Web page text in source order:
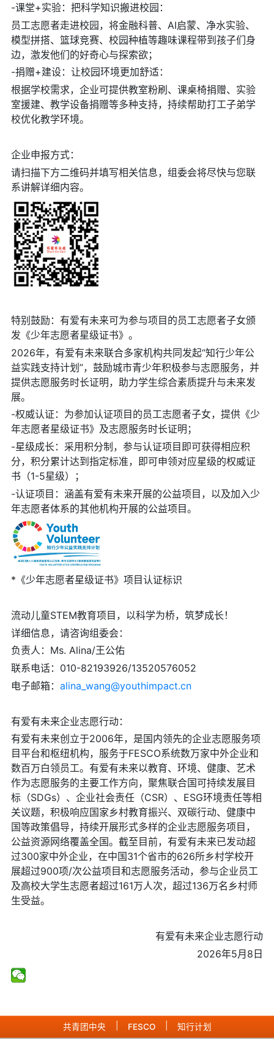
-课堂+实验：把科学知识搬进校园：
员工志愿者走进校园，将金融科普、AI启蒙、净水实验、
模型拼搭、篮球竞赛、校园种植等趣味课程带到孩子们身
边，激发他们的好奇心与探索欲；
-捐赠+建设：让校园环境更加舒适：
根据学校需求，企业可提供教室粉刷、课桌椅捐赠、实验
室援建、教学设备捐赠等多种支持，持续帮助打工子弟学
校优化教学环境。
企业申报方式：
请扫描下方二维码并填写相关信息，组委会将尽快与您联
系讲解详细内容。
特别鼓励：有爱有未来可为参与项目的员工志愿者子女颁
发《少年志愿者星级证书》。
2026年，有爱有未来联合多家机构共同发起“知行少年公
益实践支持计划”，鼓励城市青少年积极参与志愿服务，并
提供志愿服务时长证明，助力学生综合素质提升与未来发
展。
-权威认证：为参加认证项目的员工志愿者子女，提供《少
年志愿者星级证书》及志愿服务时长证明；
-星级成长：采用积分制，参与认证项目即可获得相应积
分，积分累计达到指定标准，即可申领对应星级的权威证
书（1-5星级）；
-认证项目：涵盖有爱有未来开展的公益项目，以及加入少
年志愿者体系的其他机构开展的公益项目。
*《少年志愿者星级证书》项目认证标识
流动儿童STEM教育项目，以科学为桥，筑梦成长！
详细信息，请咨询组委会：
负责人：Ms. Alina/王公佑
联系电话：010-82193926/13520576052
电子邮箱： alina_wang@youthimpact.cn
有爱有未来企业志愿行动：
有爱有未来创立于2006年，是国内领先的企业志愿服务项
目平台和枢纽机构，服务于FESCO系统数万家中外企业和
数百万白领员工。有爱有未来以教育、环境、健康、艺术
作为志愿服务的主要工作方向，聚焦联合国可持续发展目
标（SDGs）、企业社会责任（CSR）、ESG环境责任等相
关议题，积极响应国家乡村教育振兴、双碳行动、健康中
国等政策倡导，持续开展形式多样的企业志愿服务项目，
公益资源网络覆盖全国。截至目前，有爱有未来已发动超
过300家中外企业，在中国31个省市的626所乡村学校开
展超过900项/次公益项目和志愿服务活动，参与企业员工
及高校大学生志愿者超过161万人次，超过136万名乡村师
生受益。
有爱有未来企业志愿行动
2026年5月8日
共青团中央 FESCO 知行计划